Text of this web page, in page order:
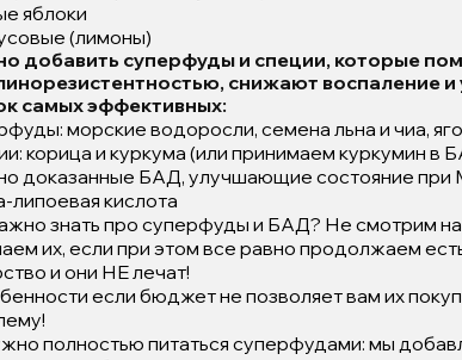
яблоки
(лимоны)
добавить суперфуды и специи, которые
снижают воспаление
самых эффективных:
морские водоросли, семена льна и чиа,
корица и куркума (или принимаем куркумин в
доказанные БАД, улучшающие состояние при
липоевая кислота
знать про суперфуды и БАД? Не смотрим
их, если при этом все равно продолжаем
и они НЕ лечат!
если бюджет не позволяет вам их
полностью питаться суперфудами: мы